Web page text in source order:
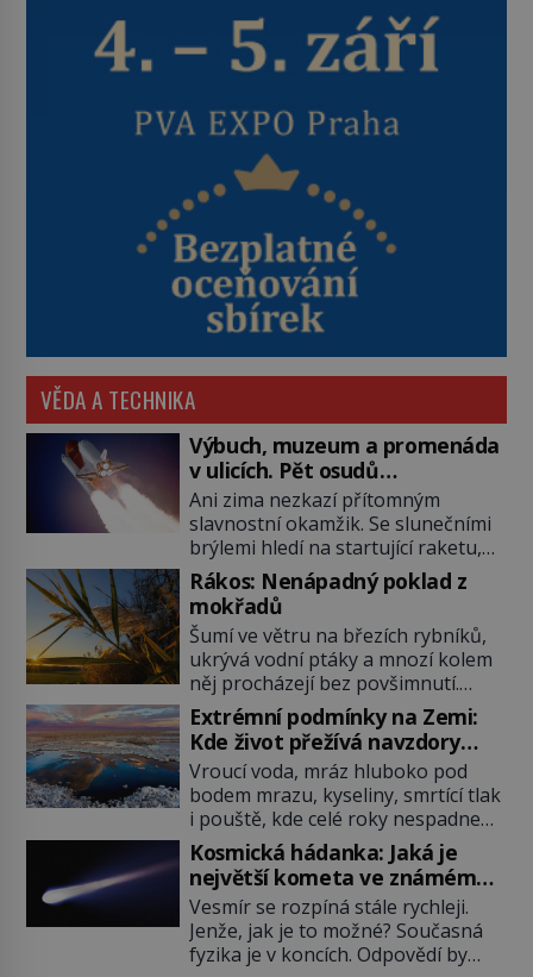
VĚDA A TECHNIKA
Výbuch, muzeum a promenáda
v ulicích. Pět osudů
nejslavnějších raketoplánů
Ani zima nezkazí přítomným
slavnostní okamžik. Se slunečními
brýlemi hledí na startující raketu,
která má do vesmíru vynést kromě
posádky také obyčejnou učitelku.
Po několika sekundách všem
ztuhnou úsměvy, stroj totiž
exploduje. Jejich konstrukce není
z levného kraje, daňové poplatníky
stojí miliardy dolarů. Na druhou
stranu zvládnou jen představitelné
věci. Na malé kousky Název:
Columbia První […]
Rákos: Nenápadný poklad z
mokřadů
Šumí ve větru na březích rybníků,
ukrývá vodní ptáky a mnozí kolem
něj procházejí bez povšimnutí.
Přesto právě rákos pomáhal stavět
domy, vyrábět lodě, zapisovat první
texty a inspiroval řadu pověstí.
Tato skromná, ale užitečná
rostlina provází člověka už tisíce
let. Většina lidí vnímá rákos jen jako
obyčejnou kulisu letního koupání.
Stačí se však podívat […]
Extrémní podmínky na Zemi:
Kde život přežívá navzdory
všemu
Vroucí voda, mráz hluboko pod
bodem mrazu, kyseliny, smrtící tlak
i pouště, kde celé roky nespadne
jediná kapka deště. Na první
pohled místa, kde nemůže
existovat vůbec nic. Přesto právě
tady vědci objevují organismy,
které posouvají hranice života.
Každý nový nález mění naše
Kosmická hádanka: Jaká je
největší kometa ve známém
vesmíru?
Vesmír se rozpíná stále rychleji.
Jenže, jak je to možné? Současná
fyzika je v koncích. Odpovědí by